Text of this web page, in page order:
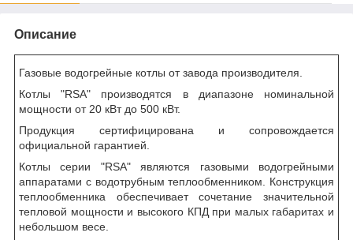
Описание
Газовые водогрейные котлы от завода производителя.
Котлы "RSA" производятся в диапазоне номинальной
мощности от 20 кВт до 500 кВт.
Продукция сертифицирована и сопровождается
официальной гарантией.
Котлы серии "RSA" являются газовыми водогрейными
аппаратами с водотрубным теплообменником. Конструкция
теплообменника обеспечивает сочетание значительной
тепловой мощности и высокого КПД при малых габаритах и
небольшом весе.